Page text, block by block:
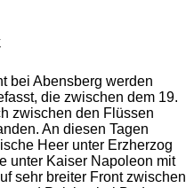
bei Abensberg werden
die zwischen dem 19.
zwischen den Flüssen
An diesen Tagen
Heer unter Erzherzog
unter Kaiser Napoleon mit
sehr breiter Front zwischen